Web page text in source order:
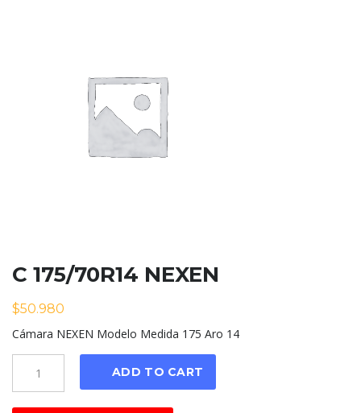
C 175/70R14 NEXEN
$50.980
Cámara NEXEN Modelo Medida 175 Aro 14
ADD TO CART